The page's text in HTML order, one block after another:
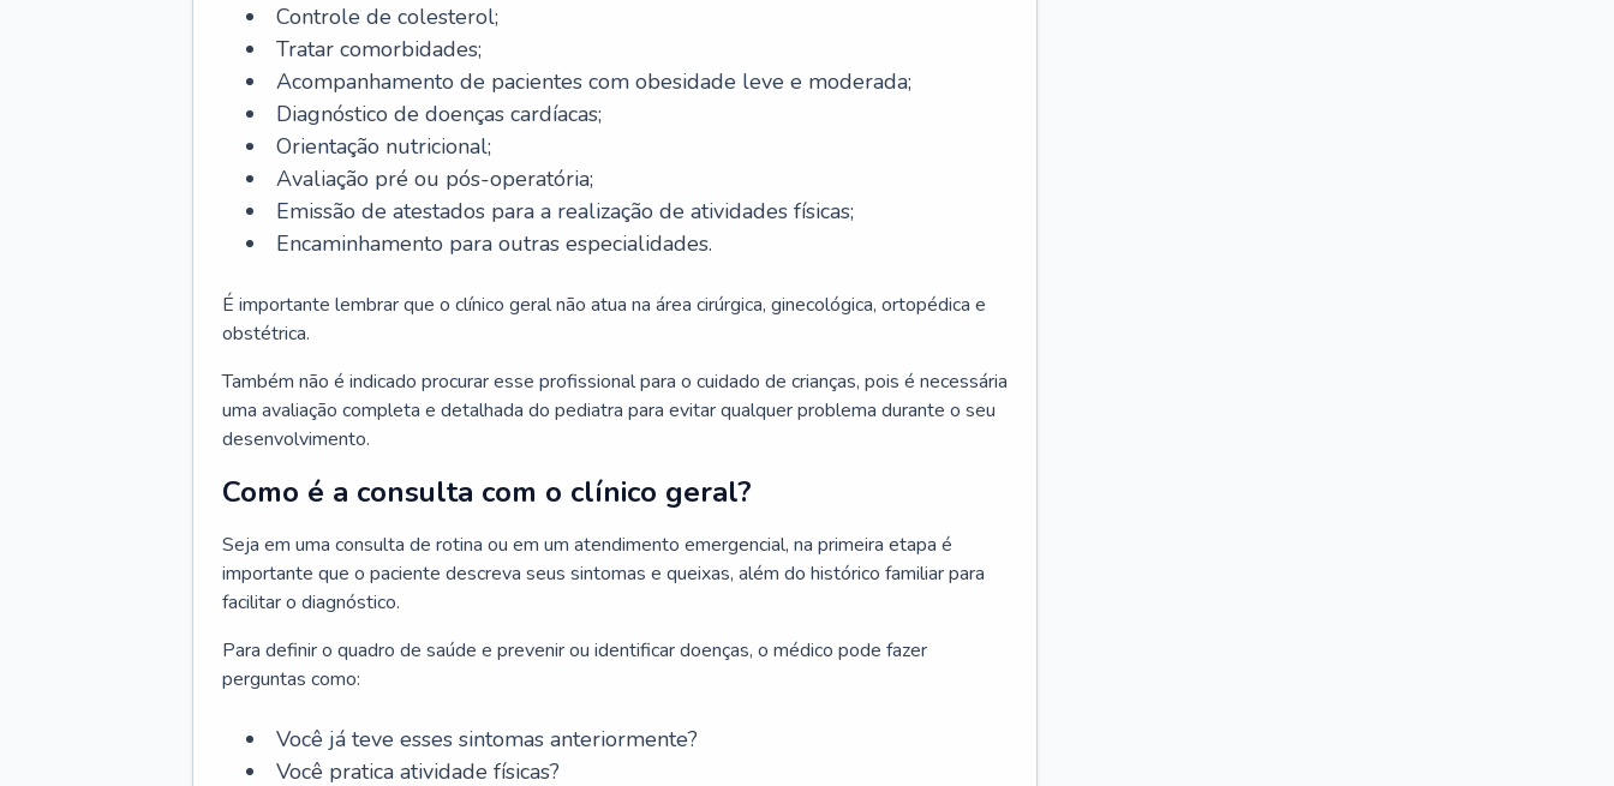
Controle de colesterol;
Tratar comorbidades;
Acompanhamento de pacientes com obesidade leve e moderada;
Diagnóstico de doenças cardíacas;
Orientação nutricional;
Avaliação pré ou pós-operatória;
Emissão de atestados para a realização de atividades físicas;
Encaminhamento para outras especialidades.
É importante lembrar que o clínico geral não atua na área cirúrgica, ginecológica, ortopédica e
obstétrica.
Também não é indicado procurar esse profissional para o cuidado de crianças, pois é necessária
uma avaliação completa e detalhada do pediatra para evitar qualquer problema durante o seu
desenvolvimento.
Como é a consulta com o clínico geral?
Seja em uma consulta de rotina ou em um atendimento emergencial, na primeira etapa é
importante que o paciente descreva seus sintomas e queixas, além do histórico familiar para
facilitar o diagnóstico.
Para definir o quadro de saúde e prevenir ou identificar doenças, o médico pode fazer
perguntas como:
Você já teve esses sintomas anteriormente?
Você pratica atividade físicas?